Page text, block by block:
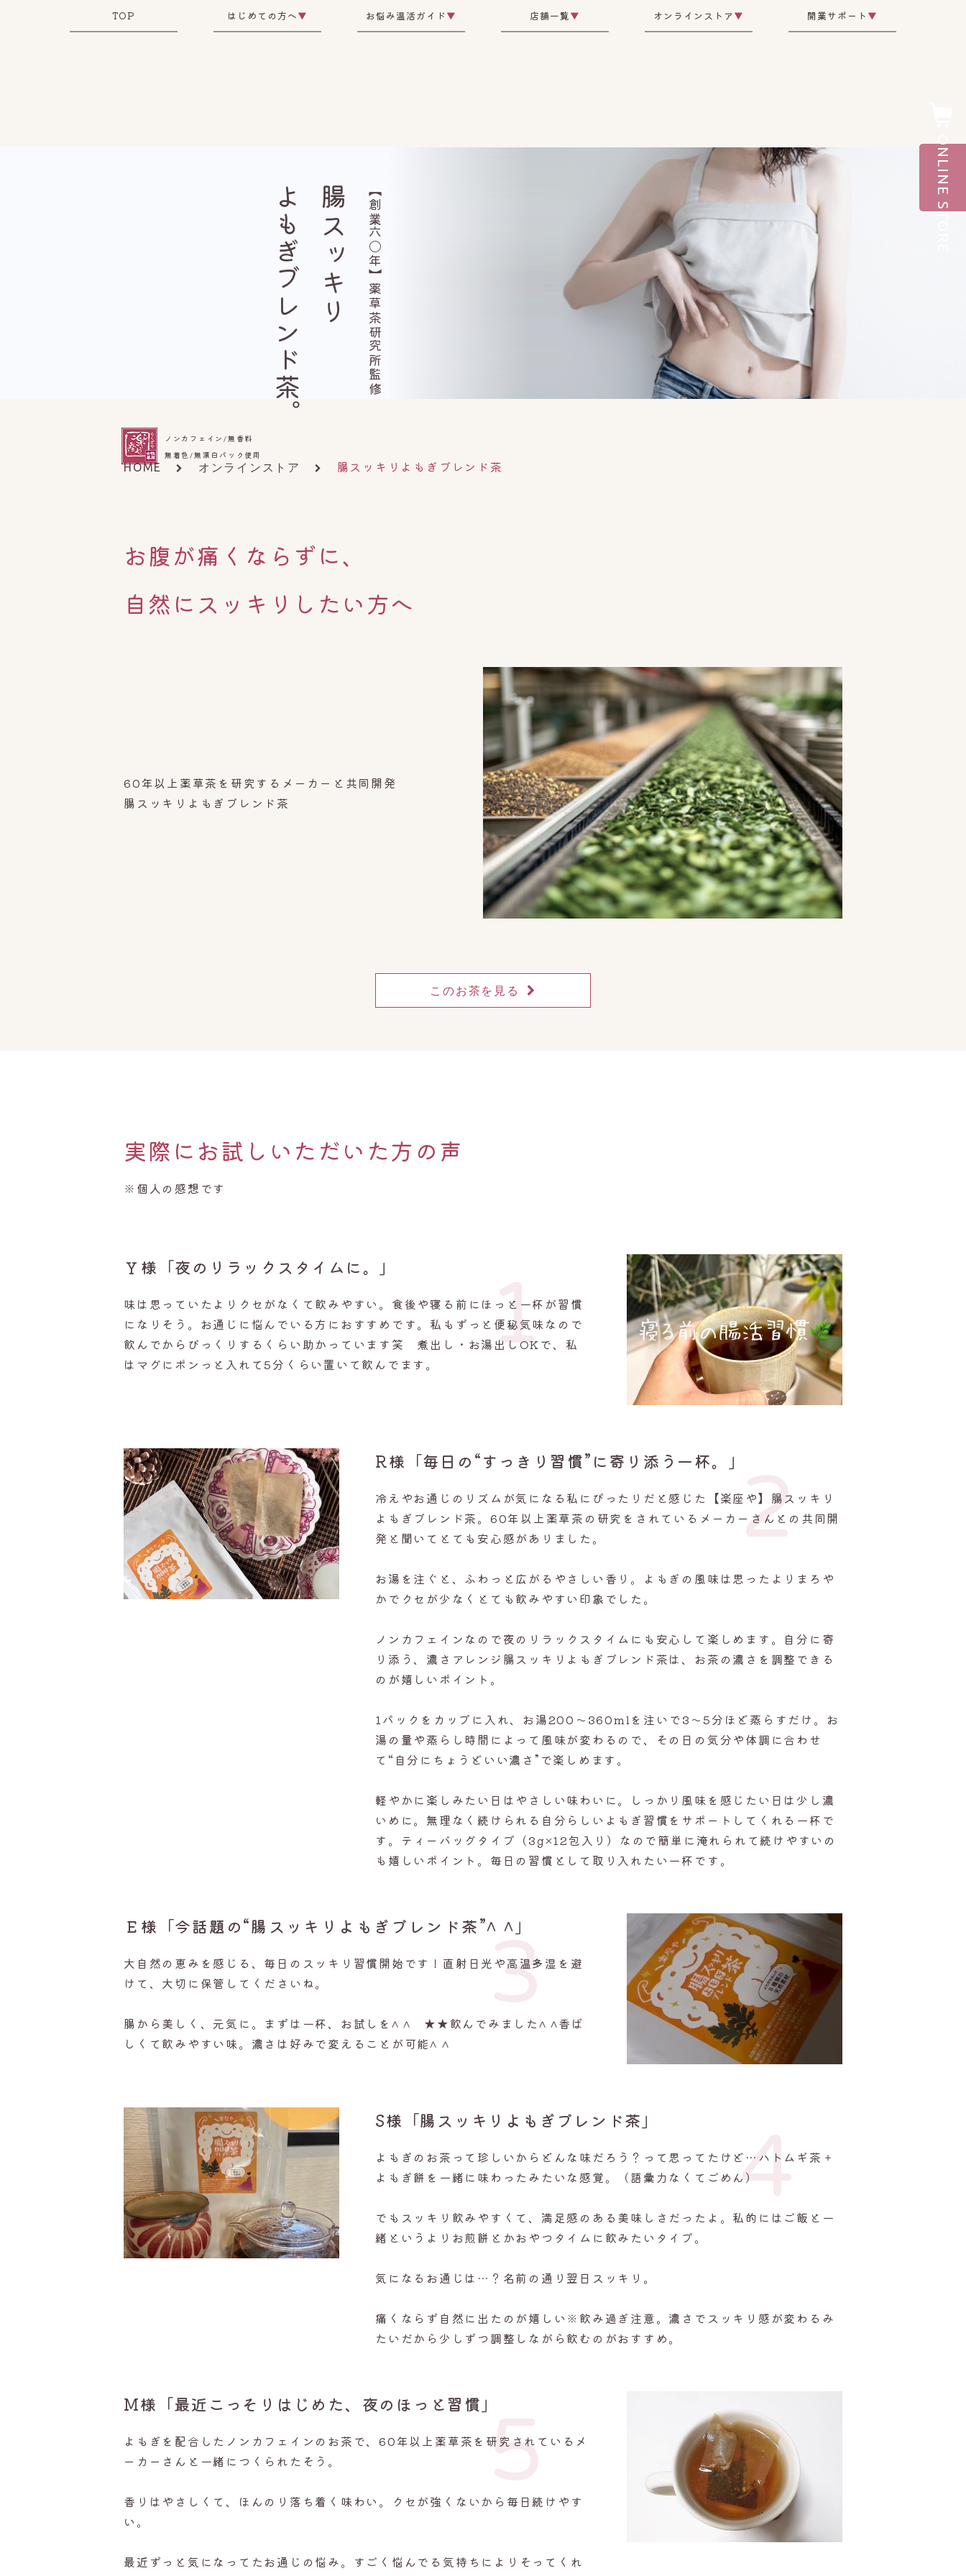
TOP はじめての方へ▼ お悩み温活ガイド▼ 店舗一覧▼ オンラインストア ▼ 開業サポート ▼
腸スッキリ
よもぎブレンド茶。 【創業六〇年】薬草茶研究所監修
ノンカフェイン/無香料
無着色/無漂白パック使用
HOME オンラインストア 腸スッキリよもぎブレンド茶
お腹が痛くならずに、
自然にスッキリしたい方へ
60年以上薬草茶を研究するメーカーと共同開発
腸スッキリよもぎブレンド茶
このお茶を見る
実際にお試しいただいた方の声
※個人の感想です
Ｙ様「夜のリラックスタイムに。」 1
味は思っていたよりクセがなくて飲みやすい。食後や寝る前にほっと一杯が習慣
になりそう。お通じに悩んでいる方におすすめです。私もずっと便秘気味なので
飲んでからびっくりするくらい助かっています笑 煮出し・お湯出しOKで、私
はマグにポンっと入れて5分くらい置いて飲んでます。
R様「毎日の“すっきり習慣”に寄り添う一杯。」 2
冷えやお通じのリズムが気になる私にぴったりだと感じた【楽座や】腸スッキリ
よもぎブレンド茶。 60年以上薬草茶の研究をされているメーカーさんとの共同開
発と聞いてとても安心感がありました。
お湯を注ぐと、ふわっと広がるやさしい香り。よもぎの風味は思ったよりまろや
かでクセが少なくとても飲みやすい印象でした。
ノンカフェインなので夜のリラックスタイムにも安心して楽しめます。自分に寄
り添う、濃さアレンジ腸スッキリよもぎブレンド茶は、お茶の濃さを調整できる
のが嬉しいポイント。
1パックをカップに入れ、お湯200〜360mlを注いで3〜5分ほど蒸らすだけ。お
湯の量や蒸らし時間によって風味が変わるので、その日の気分や体調に合わせ
て“自分にちょうどいい濃さ”で楽しめます。
軽やかに楽しみたい日はやさしい味わいに。しっかり風味を感じたい日は少し濃
いめに。無理なく続けられる自分らしいよもぎ習慣をサポートしてくれる一杯で
す。ティーバッグタイプ（3g×12包入り）なので簡単に淹れられて続けやすいの
も嬉しいポイント。毎日の習慣として取り入れたい一杯です。
Ｅ様「今話題の“腸スッキリよもぎブレンド茶”^ ^」
3
大自然の恵みを感じる、毎日のスッキリ習慣開始です！直射日光や高温多湿を避
けて、大切に保管してくださいね。
腸から美しく、元気に。まずは一杯、お試しを^ ^ ★★飲んでみました^ ^香ば
しくて飲みやすい味。濃さは好みで変えることが可能^ ^
S様「腸スッキリよもぎブレンド茶」 4
よもぎのお茶って珍しいからどんな味だろう？って思ってたけど…ハトムギ茶＋
よもぎ餅を一緒に味わったみたいな感覚。（語彙力なくてごめん）
でもスッキリ飲みやすくて、満足感のある美味しさだったよ。 私的にはご飯と一
緒というよりお煎餅とかおやつタイムに飲みたいタイプ。
気になるお通じは…？ 名前の通り翌日スッキリ。
痛くならず自然に出たのが嬉しい※飲み過ぎ注意。濃さでスッキリ感が変わるみ
たいだから少しずつ調整しながら飲むのがおすすめ。
M様「最近こっそりはじめた、夜のほっと習慣」5
よもぎを配合したノンカフェインのお茶で、60年以上薬草茶を研究されているメ
ーカーさんと一緒につくられたそう。
香りはやさしくて、ほんのり落ち着く味わい。クセが強くないから毎日続けやす
い。
最近ずっと気になってたお通じの悩み。すごく悩んでる気持ちによりそってくれ
ONLINE STORE